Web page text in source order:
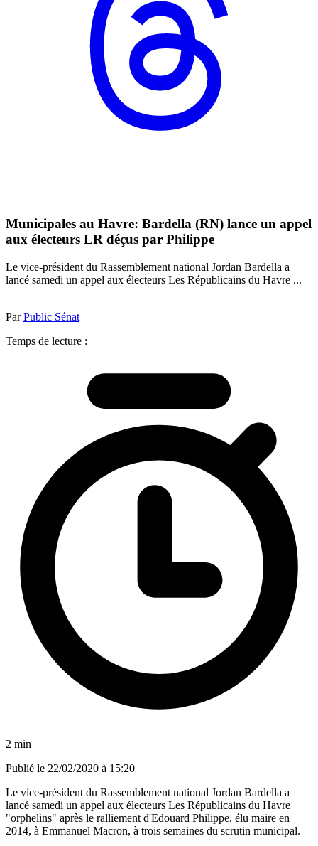
Municipales au Havre: Bardella (RN) lance un appel
aux électeurs LR déçus par Philippe
Le vice-président du Rassemblement national Jordan Bardella a
lancé samedi un appel aux électeurs Les Républicains du Havre ...
ParPublic Sénat
Temps de lecture :
2 min
Publié le 22/02/2020 à 15:20
Le vice-président du Rassemblement national Jordan Bardella a
lancé samedi un appel aux électeurs Les Républicains du Havre
"orphelins" après le ralliement d'Edouard Philippe, élu maire en
2014, à Emmanuel Macron, à trois semaines du scrutin municipal.